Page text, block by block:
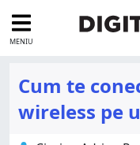
MENIU
Cum te
wireless pe